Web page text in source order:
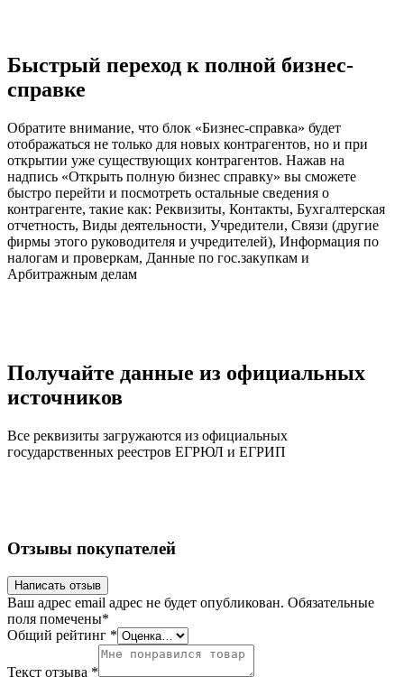
Быстрый переход к полной бизнес-
справке
Обратите внимание, что блок «Бизнес-справка» будет
отображаться не только для новых контрагентов, но и при
открытии уже существующих контрагентов. Нажав на
надпись «Открыть полную бизнес справку» вы сможете
быстро перейти и посмотреть остальные сведения о
контрагенте, такие как: Реквизиты, Контакты, Бухгалтерская
отчетность, Виды деятельности, Учредители, Связи (другие
фирмы этого руководителя и учредителей), Информация по
налогам и проверкам, Данные по гос.закупкам и
Арбитражным делам
Получайте данные из официальных
источников
Все реквизиты загружаются из официальных
государственных реестров ЕГРЮЛ и ЕГРИП
Отзывы покупателей
Написать отзыв
Ваш адрес email адрес не будет опубликован. Обязательные
поля помечены*
Общий рейтинг *
Текст отзыва *